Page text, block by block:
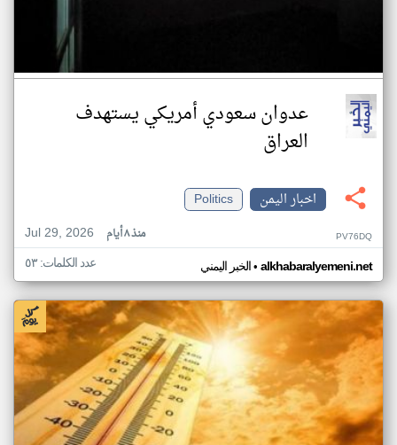
عدوان سعودي أمريكي يستهدف
العراق
اخبار اليمن
Politics
Jul 29, 2026
منذ ٨ أيام PV76DQ
الخبر اليمني• alkhabaralyemeni.net عدد الكلمات: ٥٣